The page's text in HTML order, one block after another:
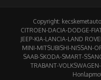
Copyright:
CITROEN-DACIA-DODGE-
JEEP-KIA-LANCIA-LAND
MINI-MITSUBISHI-NISSAN-
SAAB-SKODA-SMART-
TRABANT-